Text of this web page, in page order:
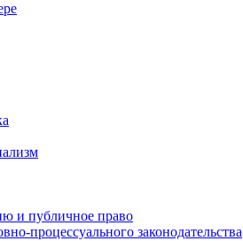
и публичное право
процессуального законодательства